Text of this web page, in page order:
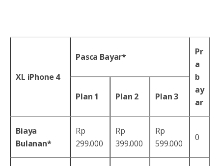
XL iPhone 4
Pasca Bayar*
Pr
a
b
ay
ar
Plan 1 Plan 2 Plan 3
Biaya
Bulanan*
Rp
299.000
Rp
399.000
Rp
599.000
0